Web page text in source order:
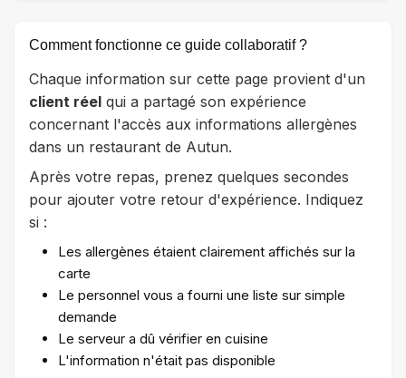
Comment fonctionne ce guide collaboratif ?
Chaque information sur cette page provient d'un
client réel qui a partagé son expérience
concernant l'accès aux informations allergènes
dans un restaurant de Autun.
Après votre repas, prenez quelques secondes
pour ajouter votre retour d'expérience. Indiquez
si :
Les allergènes étaient clairement affichés sur la
carte
Le personnel vous a fourni une liste sur simple
demande
Le serveur a dû vérifier en cuisine
L'information n'était pas disponible